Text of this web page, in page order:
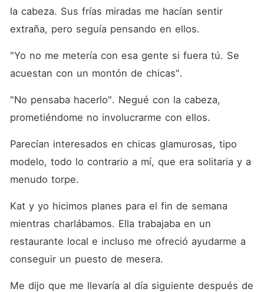
la cabeza. Sus frías miradas me hacían sentir
extraña, pero seguía pensando en ellos.
"Yo no me metería con esa gente si fuera tú. Se
acuestan con un montón de chicas".
"No pensaba hacerlo". Negué con la cabeza,
prometiéndome no involucrarme con ellos.
Parecían interesados en chicas glamurosas, tipo
modelo, todo lo contrario a mí, que era solitaria y a
menudo torpe.
Kat y yo hicimos planes para el fin de semana
mientras charlábamos. Ella trabajaba en un
restaurante local e incluso me ofreció ayudarme a
conseguir un puesto de mesera.
Me dijo que me llevaría al día siguiente después de